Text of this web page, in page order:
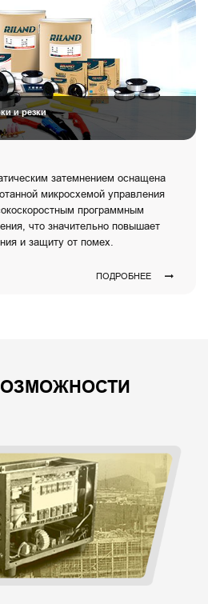
и резки
затемнением оснащена
микросхемой управления
программным
что значительно повышает
и защиту от помех.
ПОДРОБНЕЕ